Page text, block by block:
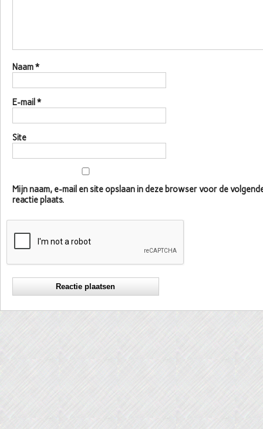
Naam*
E-mail *
Site
Mijn naam, e-mail en site opslaan in deze browser voor de
reactie plaats.